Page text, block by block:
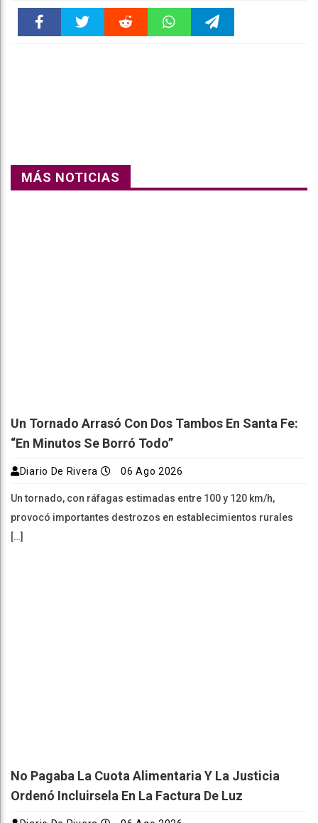
MÁS NOTICIAS
Un Tornado Arrasó Con Dos Tambos En Santa Fe:
“En Minutos Se Borró Todo”
Diario De Rivera 06 Ago 2026
Un tornado, con ráfagas estimadas entre 100 y 120 km/h,
provocó importantes destrozos en establecimientos rurales
[…]
No Pagaba La Cuota Alimentaria Y La Justicia
Ordenó Incluirsela En La Factura De Luz